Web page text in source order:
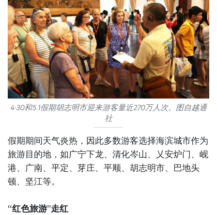
4·30和5.1假期胡志明市迎来游客量近270万人次。图自越通
社
假期期间天气炎热，因此多数游客选择海滨城市作为
旅游目的地，如广宁下龙、清化岑山、乂安炉门、岘
港、广南、平定、芽庄、平顺、胡志明市、巴地头
顿、坚江等。
“红色旅游”走红